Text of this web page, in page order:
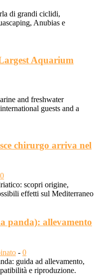
di grandi ciclidi,
Anubias e
Aquarium
and freshwater
guests and a
chirurgo arriva nel
0
scopri origine,
effetti sul Mediterraneo
panda): allevamento
- 0
guida ad allevamento,
e riproduzione.